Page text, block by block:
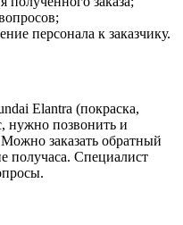
персонала к заказчику.
Elantra (покраска,
нужно позвонить и
заказать обратный
получаса. Специалист